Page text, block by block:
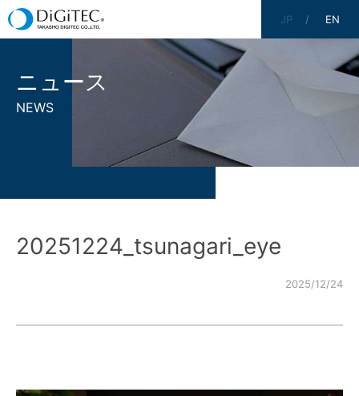
JP EN
ニュース
NEWS
20251224_tsunagari_eye
2025/12/24